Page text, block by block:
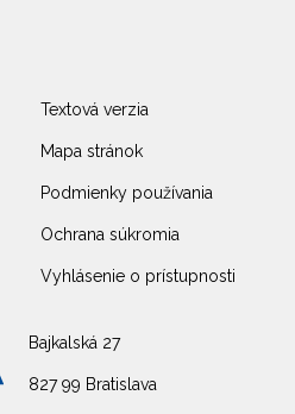
Bajkalská 27
827 99 Bratislava
Textová verzia
Mapa stránok
Podmienky používania
Ochrana súkromia
Vyhlásenie o prístupnosti